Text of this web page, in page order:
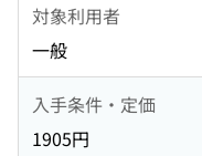
対象利用者
一般
入手条件・定価
1905円